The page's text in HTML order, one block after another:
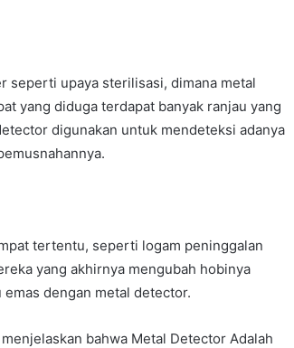
seperti upaya sterilisasi, dimana metal
yang diduga terdapat banyak ranjau yang
digunakan untuk mendeteksi adanya
tertentu, seperti logam peninggalan
yang akhirnya mengubah hobinya
dengan metal detector.
bahwa Metal Detector Adalah